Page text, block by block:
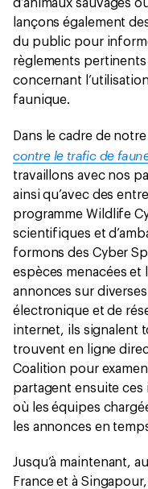
d’animaux sauvages
lançons également
du public pour
règlements
concernant
faunique.
Dans le cadre de
contre le trafic de
travaillons avec nos
ainsi qu’avec des
programme Wildlife
scientifiques et
formons des Cyber
espèces menacées et
annonces sur
électronique et de
internet, ils signalent
trouvent en ligne
Coalition pour
partagent ensuite ces
où les équipes
les annonces en
Jusqu’à maintenant,
France et à